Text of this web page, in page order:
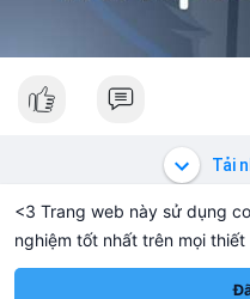
<3 Trang web này sử dụng
nghiệm tốt nhất trên mọi thiết
Solana SOL $76.03 +1.90%
Tải